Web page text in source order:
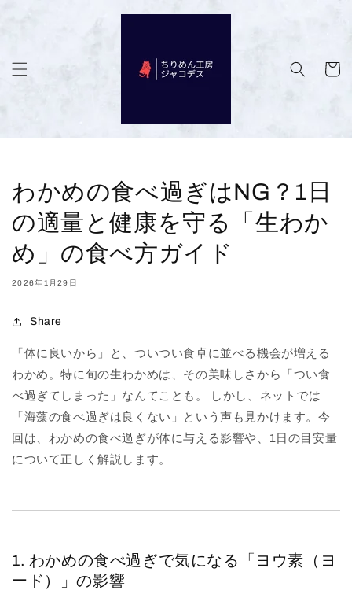
ー
わかめの食べ過ぎはNG？1日
の適量と健康を守る「生わか
め」の食べ方ガイド
2026年1月29日
Share
「体に良いから」と、ついつい食卓に並べる機会が増える
わかめ。特に旬の生わかめは、その美味しさから「つい食
べ過ぎてしまった」なんてことも。 しかし、ネットでは
「海藻の食べ過ぎは良くない」という声も見かけます。今
回は、わかめの食べ過ぎが体に与える影響や、1日の目安量
について正しく解説します。
1. わかめの食べ過ぎで気になる「ヨウ素（ヨ
ード）」の影響